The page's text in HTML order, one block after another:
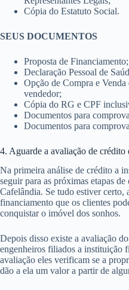
Cópia do Estatuto Social.
SEUS DOCUMENTOS
Proposta de Financiamento;
Declaração Pessoal de
Opção de Compra e
vendedor;
Cópia do RG e CPF
Documentos para
Documentos para
4. Aguarde a avaliação de
Na primeira análise de crédito a
seguir para as próximas etapas
Cafelândia. Se tudo estiver
financiamento que os clientes
conquistar o imóvel dos sonhos.
Depois disso existe a avaliação
engenheiros filiados a instituição
avaliação eles verificam se a
dão a ela um valor a partir de